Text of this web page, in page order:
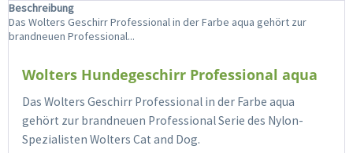
Beschreibung
Das Wolters Geschirr Professional in der Farbe aqua gehört zur
brandneuen Professional...
Wolters Hundegeschirr Professional aqua
Das Wolters Geschirr Professional in der Farbe aqua
gehört zur brandneuen Professional Serie des Nylon-
Spezialisten Wolters Cat and Dog.